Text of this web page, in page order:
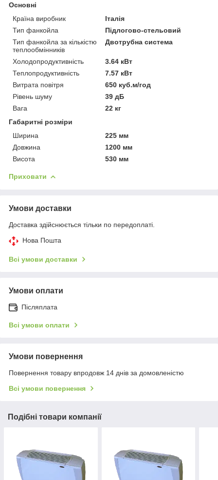
Основні
Країна виробник
Італія
Тип фанкойла
Підлогово-стельовий
Тип фанкойла за кількістю
теплообмінників
Двотрубна система
Холодопродуктивність
3.64 кВт
Теплопродуктивність
7.57 кВт
Витрата повітря
650 куб.м/год
Рівень шуму
39 дБ
Вага
22 кг
Габаритні розміри
Ширина
225 мм
Довжина
1200 мм
Висота
530 мм
Приховати
Умови доставки
Доставка здійснюється тільки по передоплаті.
Нова Пошта
Всі умови доставки
Умови оплати
Післяплата
Всі умови оплати
Умови повернення
Повернення товару впродовж 14 днів за домовленістю
Всі умови повернення
Подібні товари компанії